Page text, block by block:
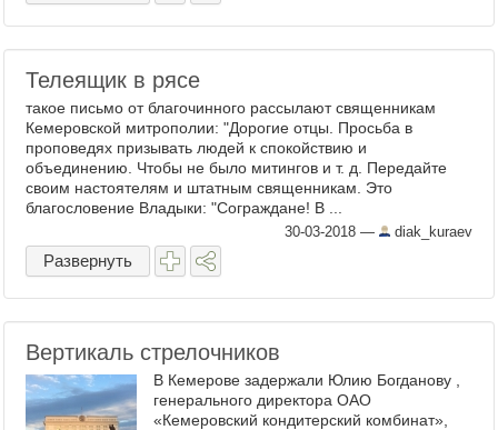
Телеящик в рясе
такое письмо от благочинного рассылают священникам
Кемеровской митрополии: "Дорогие отцы. Просьба в
проповедях призывать людей к спокойствию и
объединению. Чтобы не было митингов и т. д. Передайте
своим настоятелям и штатным священникам. Это
благословение Владыки: "Сограждане! В ...
30-03-2018 — diak_kuraev
Развернуть
Вертикаль стрелочников
В Кемерове задержали Юлию Богданову ,
генерального директора ОАО
«Кемеровский кондитерский комбинат»,